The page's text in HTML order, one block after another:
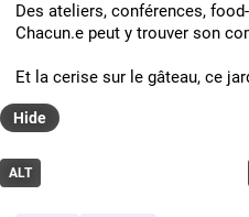
Des ateliers, conférences,
Chacun.e peut y trouver son
Et la cerise sur le gâteau, ce
ALT
Hide